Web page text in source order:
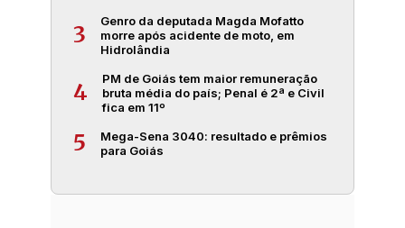
3
Genro da deputada Magda Mofatto
morre após acidente de moto, em
Hidrolândia
4
PM de Goiás tem maior remuneração
bruta média do país; Penal é 2ª e Civil
fica em 11º
5
Mega-Sena 3040: resultado e prêmios
para Goiás